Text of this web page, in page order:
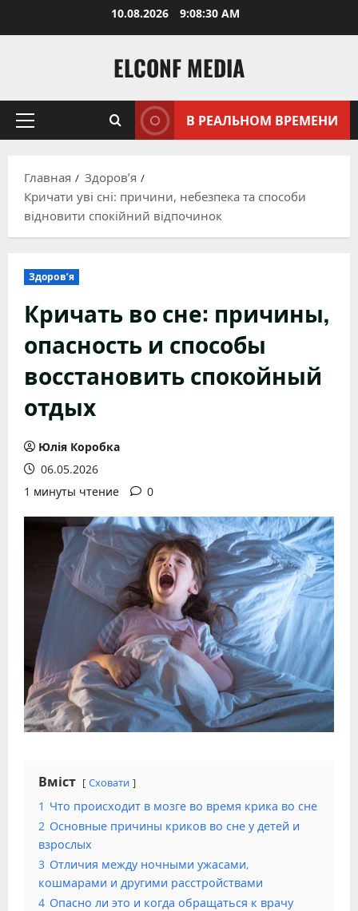
10.08.2026 9:08:32 AM
ELCONF MEDIA
Основное
В РЕАЛЬНОМ ВРЕМЕНИ
Главная
Здоров’я
Кричати уві сні: причини, небезпека та способи
відновити спокійний відпочинок
Здоров’я
Кричать во сне: причины,
опасность и способы
восстановить спокойный
отдых
Юлія Коробка
06.05.2026
1 минуты чтение
0
Вміст Сховати
1 Что происходит в мозге во время крика во сне
2 Основные причины криков во сне у детей и
взрослых
3 Отличия между ночными ужасами,
кошмарами и другими расстройствами
4 Опасно ли это и когда обращаться к врачу